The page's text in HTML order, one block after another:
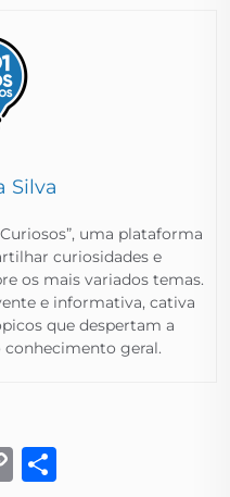
Silva
uma plataforma
curiosidades e
os mais variados temas.
e informativa, cativa
que despertam a
geral.​
Copy